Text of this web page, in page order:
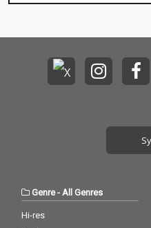
Genre-All Genres
Hi-res